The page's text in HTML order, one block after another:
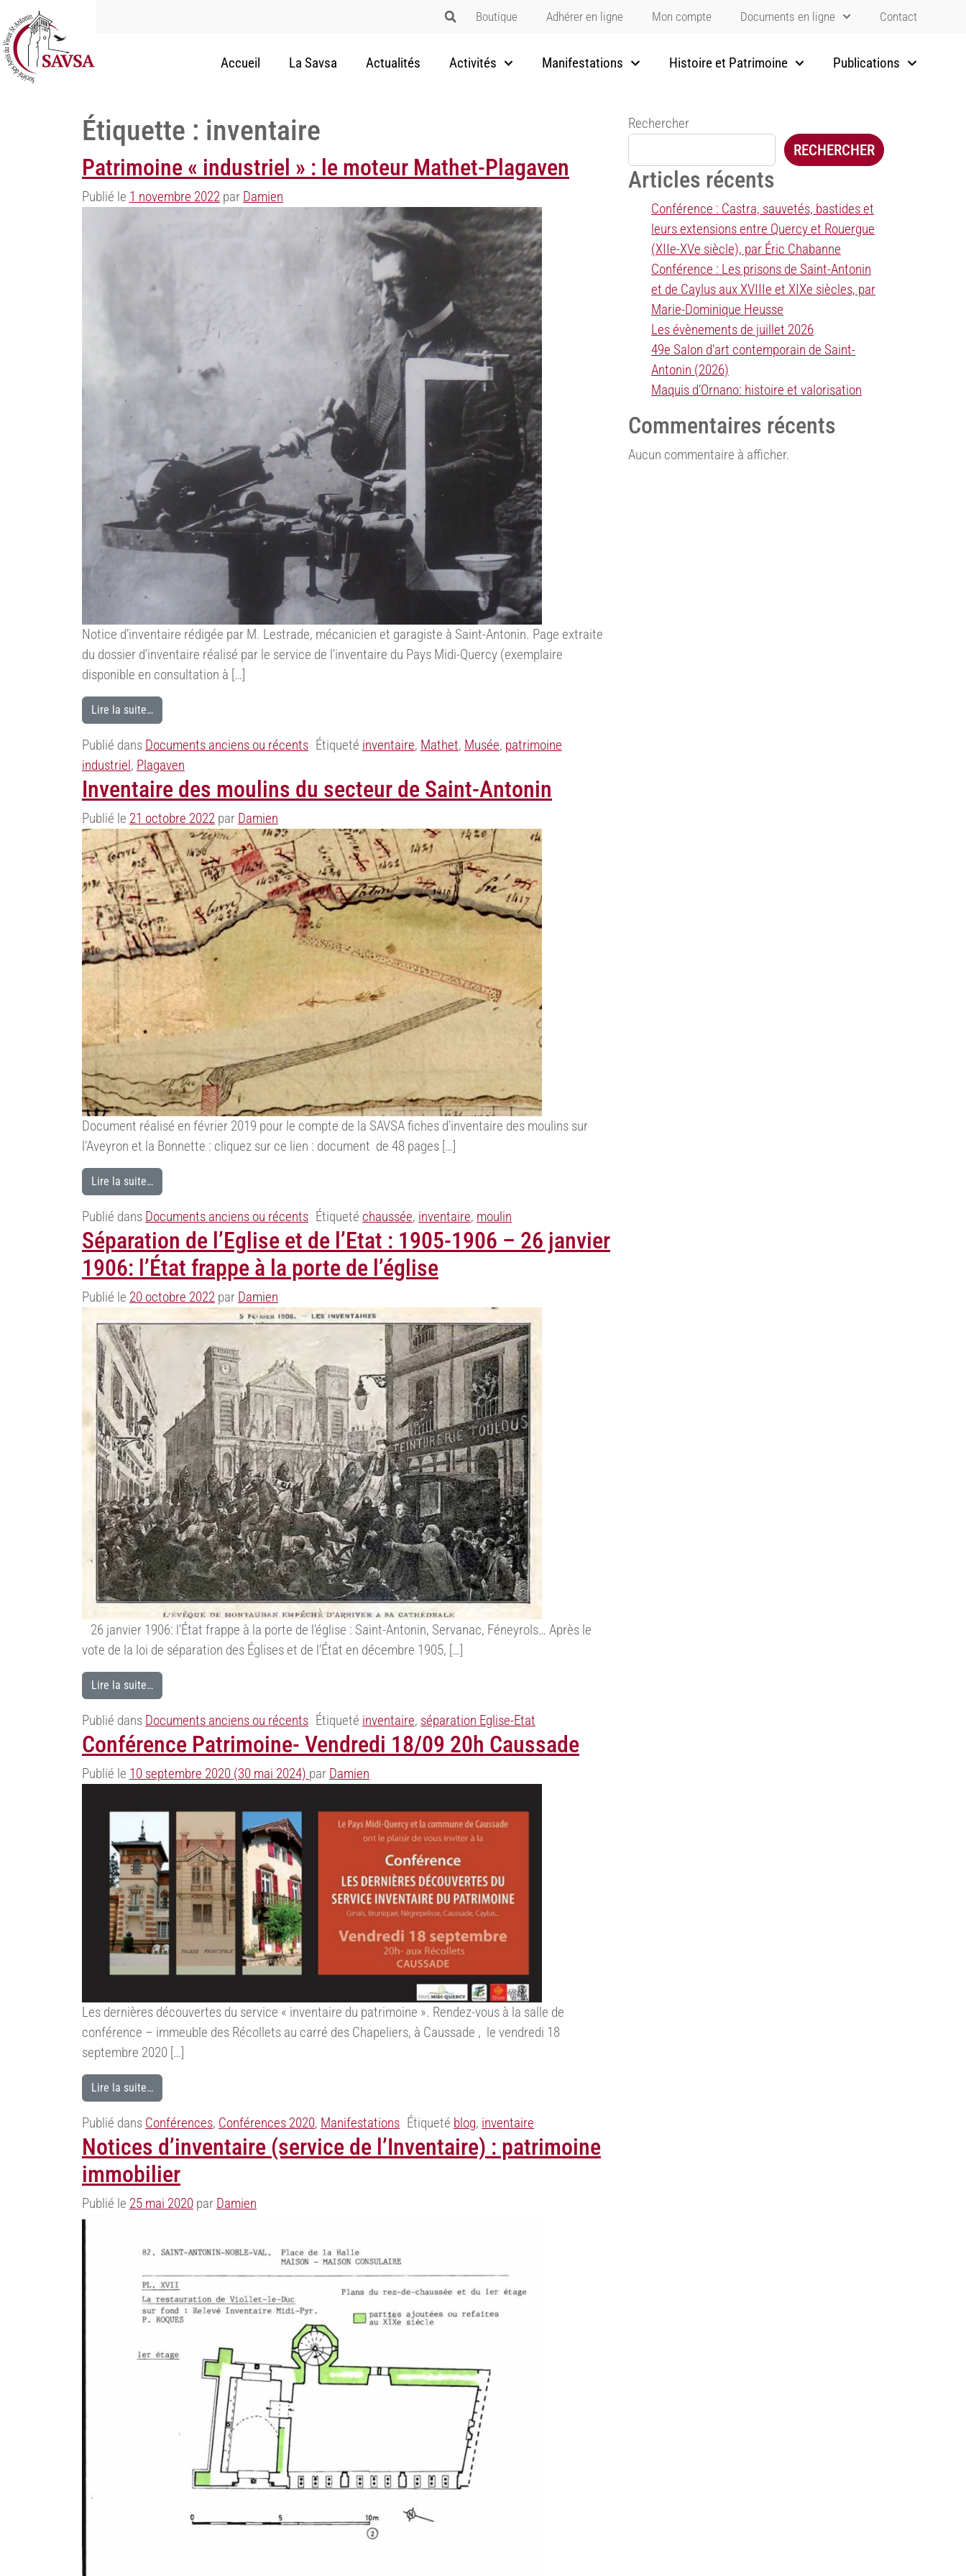
Boutique Adhérer en ligne Mon compte Documents en ligne Contact
Accueil La Savsa Actualités Activités Manifestations Histoire et Patrimoine Publications
Étiquette : inventaire
Patrimoine « industriel » : le moteur Mathet-Plagaven
Publié le 1 novembre 2022 par Damien
Notice d’inventaire rédigée par M. Lestrade, mécanicien et garagiste à Saint-Antonin. Page extraite
du dossier d’inventaire réalisé par le service de l’inventaire du Pays Midi-Quercy (exemplaire
disponible en consultation à […]
Lire la suite…
Publié dans Documents anciens ou récents Étiqueté inventaire, Mathet, Musée, patrimoine
industriel, Plagaven
Inventaire des moulins du secteur de Saint-Antonin
Publié le 21 octobre 2022 par Damien
Document réalisé en février 2019 pour le compte de la SAVSA fiches d’inventaire des moulins sur
l’Aveyron et la Bonnette : cliquez sur ce lien : document de 48 pages […]
Lire la suite…
Publié dans Documents anciens ou récents Étiqueté chaussée, inventaire, moulin
Séparation de l’Eglise et de l’Etat : 1905-1906 – 26 janvier
1906: l’État frappe à la porte de l’église
Publié le 20 octobre 2022 par Damien
26 janvier 1906: l’État frappe à la porte de l’église : Saint-Antonin, Servanac, Féneyrols… Après le
vote de la loi de séparation des Églises et de l’État en décembre 1905, […]
Lire la suite…
Publié dans Documents anciens ou récents Étiqueté inventaire, séparation Eglise-Etat
Conférence Patrimoine- Vendredi 18/09 20h Caussade
Publié le 10 septembre 2020 (30 mai 2024) par Damien
Les dernières découvertes du service « inventaire du patrimoine ». Rendez-vous à la salle de
conférence – immeuble des Récollets au carré des Chapeliers, à Caussade , le vendredi 18
septembre 2020 […]
Lire la suite…
Publié dans Conférences, Conférences 2020, Manifestations Étiqueté blog, inventaire
Notices d’inventaire (service de l’Inventaire) : patrimoine
immobilier
Publié le 25 mai 2020 par Damien
Rechercher
RECHERCHER
Articles récents
Conférence : Castra, sauvetés, bastides et
leurs extensions entre Quercy et Rouergue
(XIIe-XVe siècle), par Éric Chabanne
Conférence : Les prisons de Saint-Antonin
et de Caylus aux XVIIIe et XIXe siècles, par
Marie-Dominique Heusse
Les évènements de juillet 2026
49e Salon d’art contemporain de Saint-
Antonin (2026)
Maquis d’Ornano: histoire et valorisation
Commentaires récents
Aucun commentaire à afficher.